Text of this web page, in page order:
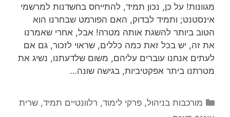
מגוונות! על כן, נכון תמיד, להתייחס בחשדנות למרשמי
אינסטנט; ותמיד לבדוק, האם הפורמט שבחרנו הוא
הטוב ביותר להשגת אותה מטרה! אבל, אחרי שאמרנו
את זה, יש בכל זאת כמה כללים, שראוי לזכור, גם אם
לעתים אנחנו עוברים עליהם, משום שלדעתנו, נשיג את
מטרתנו ביתר אפקטיביות, בגישה שונה…
קטגוריות
מורכבות בניהול,פרקי לימוד, רלוונטיים תמיד,שרית